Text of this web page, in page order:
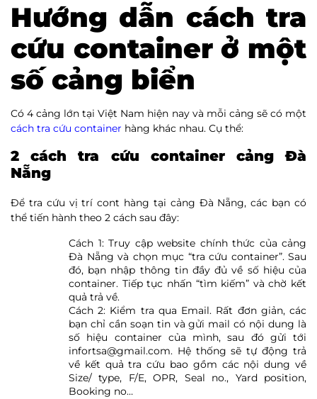
Hướng dẫn cách tra
cứu container ở một
số cảng biển
Có 4 cảng lớn tại Việt Nam hiện nay và mỗi cảng sẽ có một
cách tra cứu container hàng khác nhau. Cụ thể:
2 cách tra cứu container cảng Đà
Nẵng
Để tra cứu vị trí cont hàng tại cảng Đà Nẵng, các bạn có
thể tiến hành theo 2 cách sau đây:
Cách 1: Truy cập website chính thức của cảng
Đà Nẵng và chọn mục “tra cứu container”. Sau
đó, bạn nhập thông tin đầy đủ về số hiệu của
container. Tiếp tục nhấn “tìm kiếm” và chờ kết
quả trả về.
Cách 2: Kiểm tra qua Email. Rất đơn giản, các
bạn chỉ cần soạn tin và gửi mail có nội dung là
số hiệu container của mình, sau đó gửi tới
infortsa@gmail.com. Hệ thống sẽ tự động trả
về kết quả tra cứu bao gồm các nội dung về
Size/ type, F/E, OPR, Seal no., Yard position,
Booking no…